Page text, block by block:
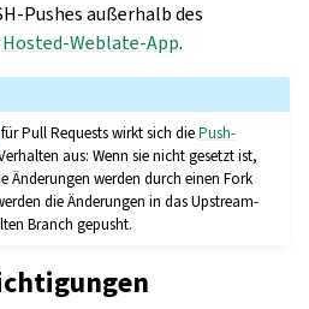
Pushes außerhalb des
Hosted-Weblate-App.
für Pull Requests wirkt sich diePush-
aus: Wenn sie nicht gesetzt ist,
Änderungen werden durch einen Fork
die Änderungen in das Upstream-
Branch gepusht.